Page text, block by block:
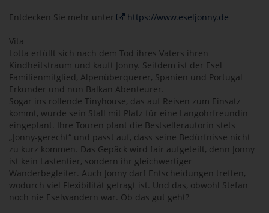
Entdecken Sie mehr unter https://www.eseljonny.de
Vita
Lotta erfüllt sich nach dem Tod ihres Vaters ihren
Kindheitstraum und kauft Jonny. Seitdem ist der Esel
Familienmitglied, Alpenüberquerer, Spanien und Portugal
Erkunder und nun Balkan Abenteurer.
Sogar ins rollende Tinyhouse, das auf Reisen zum Einsatz
kommt, wurde sein Stall mit Platz für eine Langohrfreundin
eingeplant. Ihre Touren plant die Bestsellerautorin stets
„Jonny-gerecht“ und passt auf, dass seine Bedürfnisse nicht
zu kurz kommen. Das Gepäck wird fair aufgeteilt, denn Jonny
ist kein Lastentier, sondern ihr gleichwertiger
Wanderbegleiter. Auch Jonny darf Entscheidungen treffen,
wodurch viel Flexibilität gefragt ist. Und das, obwohl Stefan
noch nie Eselwandern war. Ob das gut geht?